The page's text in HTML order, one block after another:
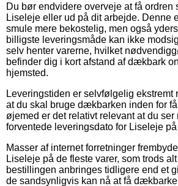
Du bør endvidere overveje at få ordren
Liseleje eller ud på dit arbejde. Denne
smule mere bekostelig, men også
billigste leveringsmåde kan ikke
selv henter varerne, hvilket
befinder dig i kort afstand af dækbark
hjemsted.
Leveringstiden er selvfølgelig
at du skal bruge dækbarken inden for
øjemed er det relativt relevant at du
forventede leveringsdato for Liseleje
Masser af internet forretninger
Liseleje på de fleste varer, som trods
bestillingen anbringes tidligere end et
de sandsynligvis kan nå at få